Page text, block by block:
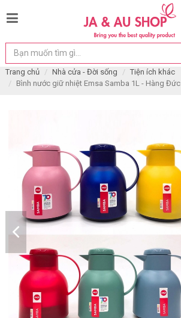
Trang chủ Nhà cửa - Đời sống
Tiện ích khác
Bình nước giữ nhiệt Emsa Samba 1L - Hàng Đức